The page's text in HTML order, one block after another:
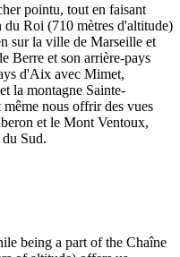
pointu, tout en faisant
Roi (710 mètres d'altitude)
sur la ville de Marseille et
Berre et son arrière-pays
d'Aix avec Mimet,
la montagne Sainte-
nous offrir des vues
et le Mont Ventoux,
Sud.
being a part of the Chaîne